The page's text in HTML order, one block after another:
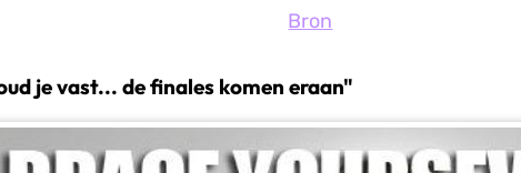
Bron
je vast... de finales komen eraan"